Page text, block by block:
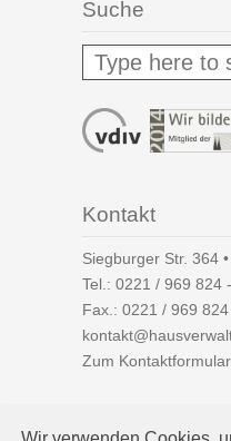
Suche
Kontakt
Siegburger Str. 364
Tel.: 0221 / 969 824
Fax.: 0221 / 969
Zum Kontaktformular